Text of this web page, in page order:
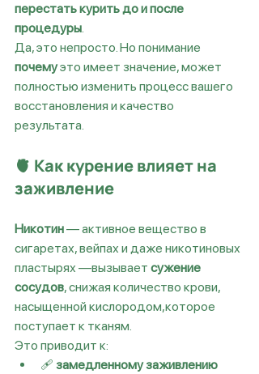
перестать курить до и после
процедуры.
Да, это непросто. Но понимание
почему это имеет значение, может
полностью изменить процесс вашего
восстановления и качество
результата.
🫀 Как курение влияет на
заживление
Никотин — активное вещество в
сигаретах, вейпах и даже никотиновых
пластырях —вызывает сужение
сосудов, снижая количество крови,
насыщенной кислородом,которое
поступает к тканям.
Это приводит к:
🩹 замедленному заживлению